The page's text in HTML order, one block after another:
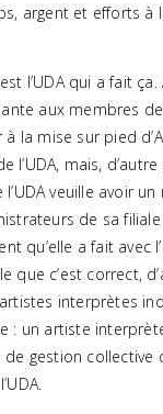
argent et efforts à
l’UDA qui a fait
aux membres de
la mise sur pied
l’UDA, mais,
l’UDA veuille avoir
de sa filiale
qu’elle a fait avec
que c’est correct,
artistes interprètes
: un artiste
gestion collective